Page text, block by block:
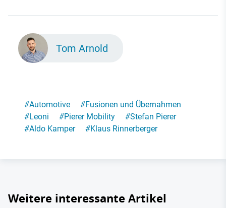
Tom Arnold
#Automotive #Fusionen und Übernahmen
#Leoni #Pierer Mobility #Stefan Pierer
#Aldo Kamper #Klaus Rinnerberger
Weitere interessante Artikel